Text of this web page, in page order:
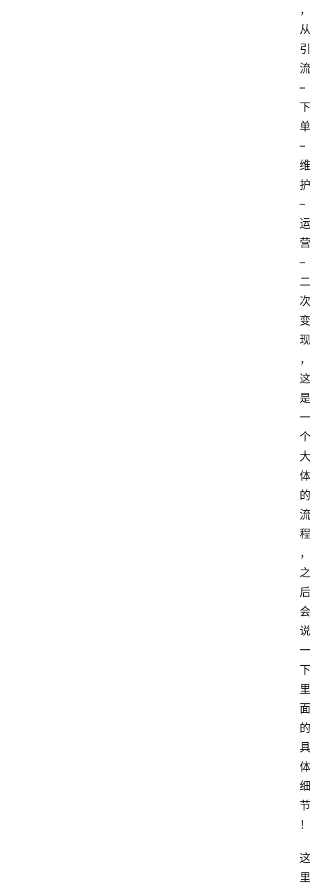
，
从
引
流
–
下
单
–
维
护
–
运
营
–
二
次
变
现
，
这
是
一
个
大
体
的
流
程
，
之
后
会
说
一
下
里
面
的
具
体
细
节
！
这
里